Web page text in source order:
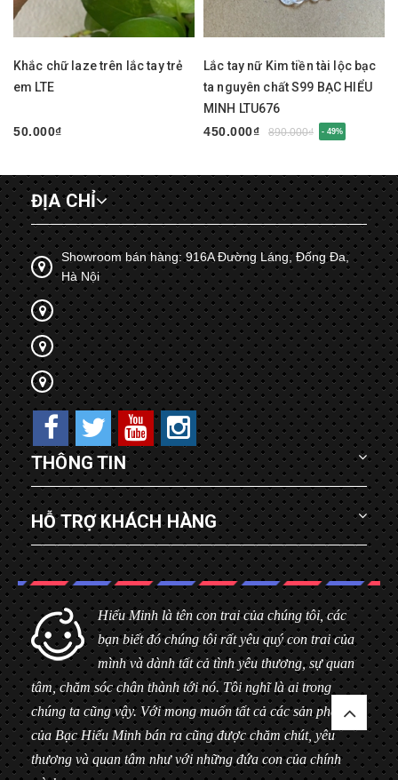
Khắc chữ laze trên lắc tay trẻ
em LTE
50.000₫
Lắc tay nữ Kim tiền tài lộc bạc
ta nguyên chất S99 BẠC HIỂU
MINH LTU676
450.000₫
890.000₫ - 49%
ĐỊA CHỈ
Showroom bán hàng: 916A Đường Láng, Đống Đa,
Hà Nội
THÔNG TIN
HỖ TRỢ KHÁCH HÀNG
Hiểu Minh là tên con trai của chúng tôi, các
bạn biết đó chúng tôi rất yêu quý con trai của
mình và dành tất cả tình yêu thương, sự quan
tâm, chăm sóc chân thành tới nó. Tôi nghĩ là ai trong
chúng ta cũng vậy. Với mong muốn tất cả các sản phẩm
của Bạc Hiểu Minh bán ra cũng được chăm chút, yêu
thương và quan tâm như với những đứa con của chính